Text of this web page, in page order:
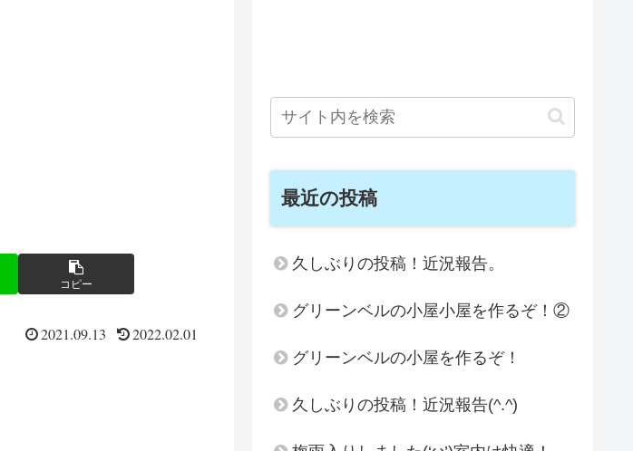
コピー
2021.09.13 2022.02.01
最近の投稿
久しぶりの投稿！近況報告。
グリーンベルの小屋小屋を作るぞ！②
グリーンベルの小屋を作るぞ！
久しぶりの投稿！近況報告(^.^)